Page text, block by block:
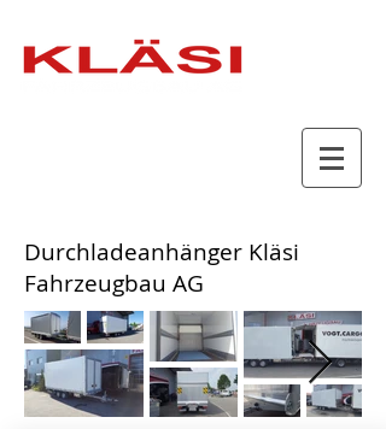
​Durchladeanhänger Kläsi
Fahrzeugbau AG